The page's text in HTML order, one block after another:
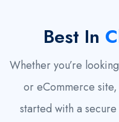
Best In
Whether you’re
or eCommerce
started with a